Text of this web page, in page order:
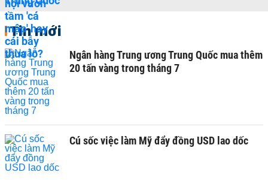
Tin mới
Ngân hàng Trung ương Trung Quốc mua thêm
20 tấn vàng trong tháng 7
Cú sốc việc làm Mỹ đẩy đồng USD lao dốc